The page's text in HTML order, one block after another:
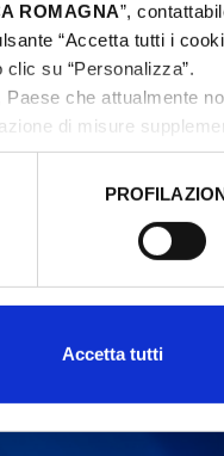
ROMAGNA”,
“Accetta tutti i
su “Personalizza”.
che attualmente
di misure
Accetta tutti
loco.